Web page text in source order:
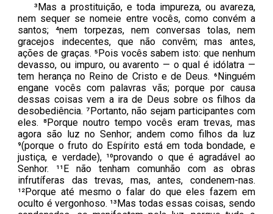
³Mas a prostituição, e toda impureza, ou avareza,
nem sequer se nomeie entre vocês, como convém a
santos; ⁴nem torpezas, nem conversas tolas, nem
gracejos indecentes, que não convêm; mas antes,
ações de graças. ⁵Pois vocês sabem isto: que nenhum
devasso, ou impuro, ou avarento — o qual é idólatra —
tem herança no Reino de Cristo e de Deus. ⁶Ninguém
engane vocês com palavras vãs; porque por causa
dessas coisas vem a ira de Deus sobre os filhos da
desobediência. ⁷Portanto, não sejam participantes com
eles. ⁸Porque noutro tempo vocês eram trevas, mas
agora são luz no Senhor; andem como filhos da luz
⁹(porque o fruto do Espírito está em toda bondade, e
justiça, e verdade), ¹⁰provando o que é agradável ao
Senhor. ¹¹E não tenham comunhão com as obras
infrutíferas das trevas, mas, antes, condenem-nas.
¹²Porque até mesmo o falar do que eles fazem em
oculto é vergonhoso. ¹³Mas todas essas coisas, sendo